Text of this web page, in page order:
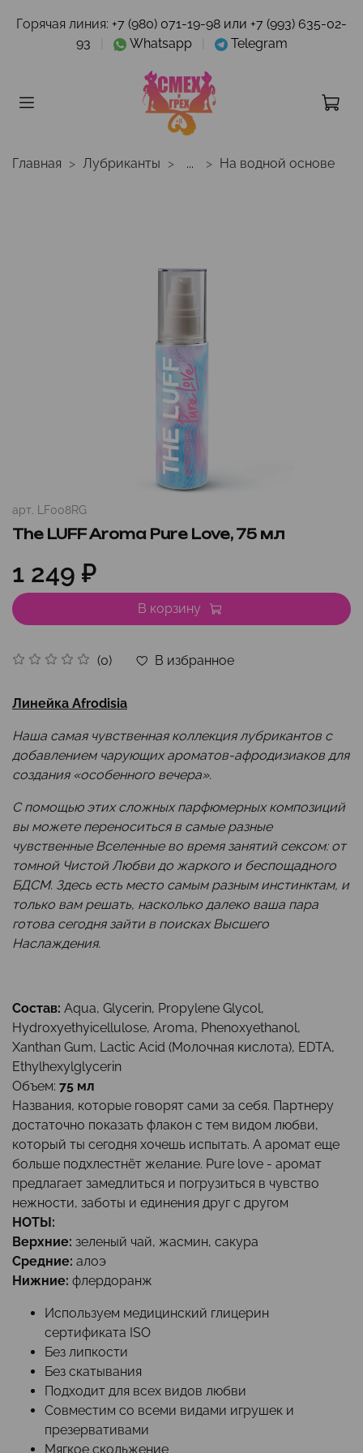
Горячая линия: +7 (980) 071-19-98 или +7 (993) 635-02-
93
Whatsapp Telegram
Главная Лубриканты ... На водной основе
арт. LF008RG
The LUFF Aroma Pure Love, 75 мл
(0) В избранное
1 249 ₽
В корзину
Линейка Afrodisia
Наша самая чувственная коллекция лубрикантов с
добавлением чарующих ароматов-афродизиаков для
создания «особенного вечера».
С помощью этих сложных парфюмерных композиций
вы можете переноситься в самые разные
чувственные Вселенные во время занятий сексом: от
томной Чистой Любви до жаркого и беспощадного
БДСМ. Здесь есть место самым разным инстинктам, и
только вам решать, насколько далеко ваша пара
готова сегодня зайти в поисках Высшего
Наслаждения.
Состав: Aqua, Glycerin, Propylene Glycol,
Hydroxyethyicellulose, Aroma, Phenoxyethanol,
Xanthan Gum, Lactic Acid (Молочная кислота), EDTA,
Ethylhexylglycerin
Объем: 75 мл
Названия, которые говорят сами за себя. Партнеру
достаточно показать флакон с тем видом любви,
который ты сегодня хочешь испытать. А аромат еще
больше подхлестнёт желание. Pure love - аромат
предлагает замедлиться и погрузиться в чувство
нежности, заботы и единения друг с другом
НОТЫ:
Верхние: зеленый чай, жасмин, сакура
Средние: алоэ
Нижние: флердоранж
Используем медицинский глицерин
сертификата ISO
Без липкости
Без скатывания
Подходит для всех видов любви
Совместим со всеми видами игрушек и
презервативами
Мягкое скольжение